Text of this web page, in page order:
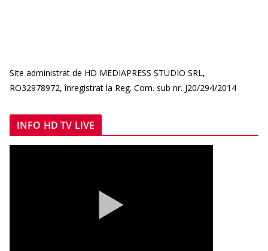
Site administrat de HD MEDIAPRESS STUDIO SRL,
RO32978972, înregistrat la Reg. Com. sub nr. J20/294/2014
INFO HD TV LIVE